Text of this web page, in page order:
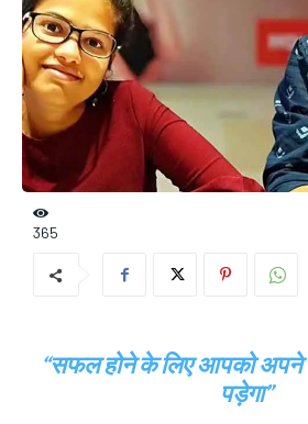
365
“सफल होने के लिए आपको अपने
पड़ेगा”